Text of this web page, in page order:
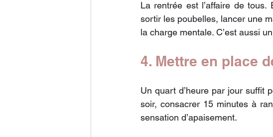
La rentrée est l’affaire de
sortir les poubelles, lancer une
la charge mentale. C’est aussi
4. Mettre en place
Un quart d’heure par jour suffit
soir, consacrer 15 minutes à
sensation d’apaisement.